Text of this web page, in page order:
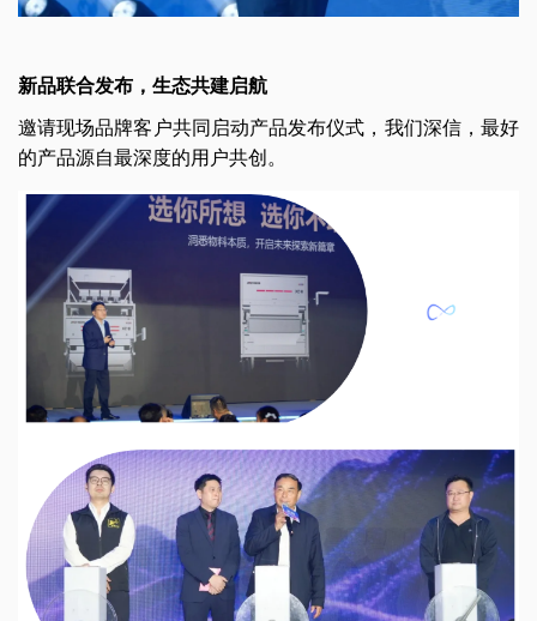
新品联合发布，生态共建启航
邀请现场品牌客户共同启动产品发布仪式，我们深信，最好
的产品源自最深度的用户共创。